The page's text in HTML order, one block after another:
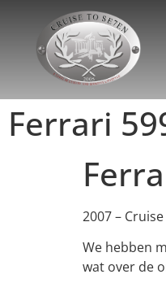
Ferrari
2007 –
We hebben
wat over de